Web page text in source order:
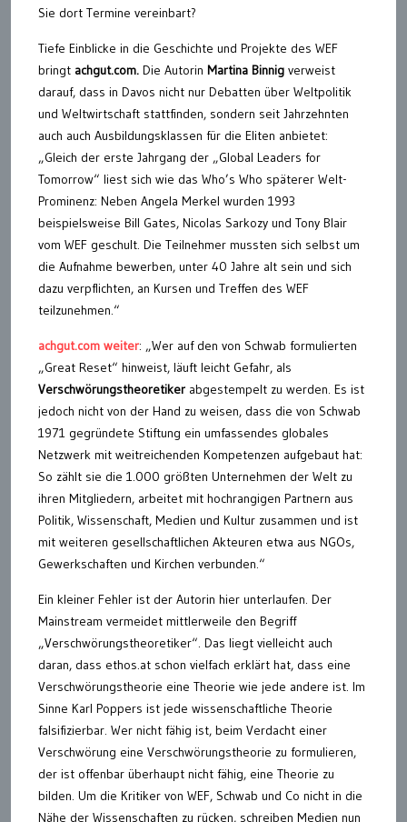
Sie dort Termine vereinbart?
Tiefe Einblicke in die Geschichte und Projekte des WEF
bringt achgut.com. Die Autorin Martina Binnig verweist
darauf, dass in Davos nicht nur Debatten über Weltpolitik
und Weltwirtschaft stattfinden, sondern seit Jahrzehnten
auch auch Ausbildungsklassen für die Eliten anbietet:
„Gleich der erste Jahrgang der „Global Leaders for
Tomorrow“ liest sich wie das Who’s Who späterer Welt-
Prominenz: Neben Angela Merkel wurden 1993
beispielsweise Bill Gates, Nicolas Sarkozy und Tony Blair
vom WEF geschult. Die Teilnehmer mussten sich selbst um
die Aufnahme bewerben, unter 40 Jahre alt sein und sich
dazu verpflichten, an Kursen und Treffen des WEF
teilzunehmen.“
achgut.com weiter: „Wer auf den von Schwab formulierten
„Great Reset“ hinweist, läuft leicht Gefahr, als
Verschwörungstheoretiker abgestempelt zu werden. Es ist
jedoch nicht von der Hand zu weisen, dass die von Schwab
1971 gegründete Stiftung ein umfassendes globales
Netzwerk mit weitreichenden Kompetenzen aufgebaut hat:
So zählt sie die 1.000 größten Unternehmen der Welt zu
ihren Mitgliedern, arbeitet mit hochrangigen Partnern aus
Politik, Wissenschaft, Medien und Kultur zusammen und ist
mit weiteren gesellschaftlichen Akteuren etwa aus NGOs,
Gewerkschaften und Kirchen verbunden.“
Ein kleiner Fehler ist der Autorin hier unterlaufen. Der
Mainstream vermeidet mittlerweile den Begriff
„Verschwörungstheoretiker“. Das liegt vielleicht auch
daran, dass ethos.at schon vielfach erklärt hat, dass eine
Verschwörungstheorie eine Theorie wie jede andere ist. Im
Sinne Karl Poppers ist jede wissenschaftliche Theorie
falsifizierbar. Wer nicht fähig ist, beim Verdacht einer
Verschwörung eine Verschwörungstheorie zu formulieren,
der ist offenbar überhaupt nicht fähig, eine Theorie zu
bilden. Um die Kritiker von WEF, Schwab und Co nicht in die
Nähe der Wissenschaften zu rücken, schreiben Medien nun